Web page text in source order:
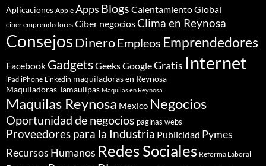
Aplicaciones Apple Apps Blogs Calentamiento Global
ciber emprendedores Ciber negociosClima en Reynosa
ConsejosDineroEmpleos Emprendedores
Facebook GadgetsGeeksGoogleGratis Internet
iPad iPhone Linkedin maquiladoras en Reynosa
Maquiladoras Tamaulipas Maquilas en Reynosa
Maquilas Reynosa Mexico Negocios
Oportunidad de negocios paginas webs
Proveedores para la Industria Publicidad Pymes
Recursos Humanos Redes Sociales Reforma Laboral